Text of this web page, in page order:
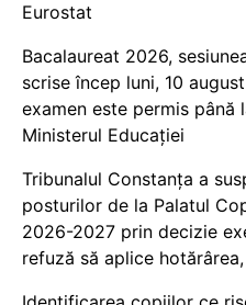
Eurostat
Bacalaureat 2026,
scrise încep luni, 10
examen este permis până
Ministerul Educației
Tribunalul Constanța a
posturilor de la Palatul
2026-2027 prin decizie
refuză să aplice